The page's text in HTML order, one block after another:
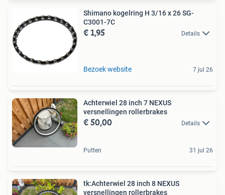
Shimano kogelring H 3/16 x 26 SG-
C3001-7C
€ 1,95 Details
Bezoek website 7 jul 26
Achterwiel 28 inch 7 NEXUS
versnellingen rollerbrakes
€ 50,00 Details
Putten 31 jul 26
tk:Achterwiel 28 inch 8 NEXUS
versnellingen rollerbrakes